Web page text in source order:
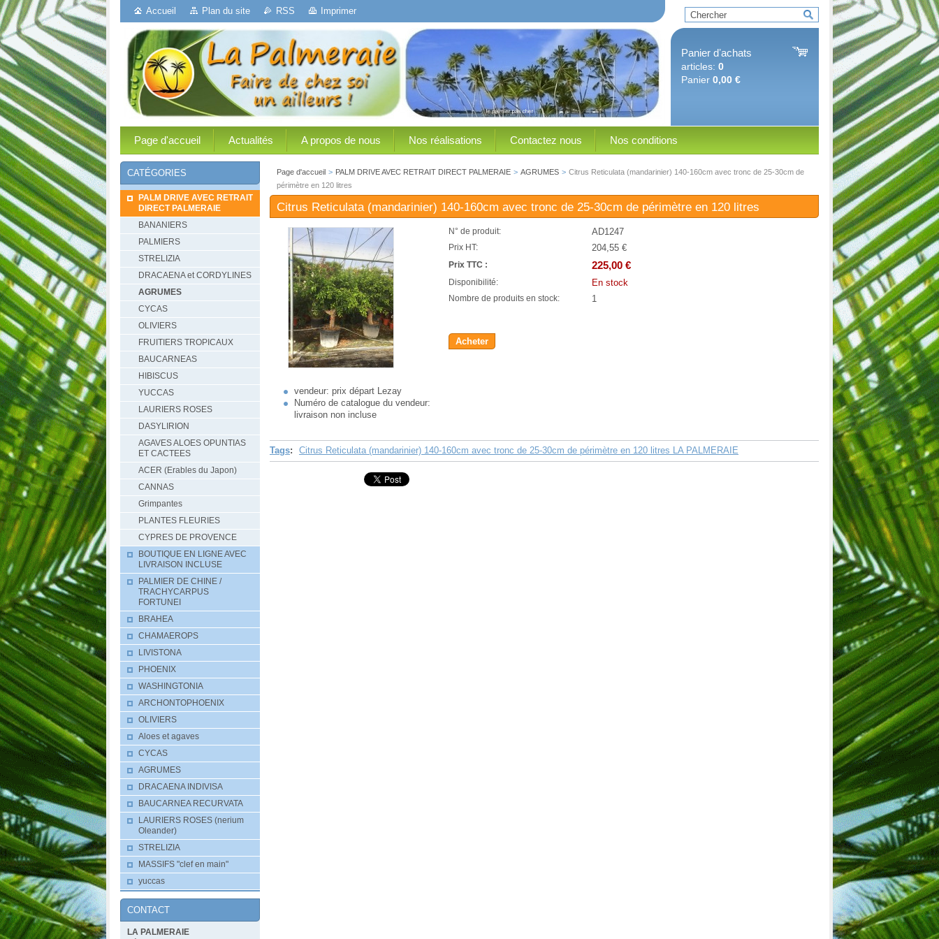
Accueil Plan du site RSS Imprimer
Panier dʼachats
articles: 0
Panier 0,00 €
Page d'accueil Actualités A propos de nous Nos réalisations Contactez nous Nos conditions
Page d'accueil > PALM DRIVE AVEC RETRAIT DIRECT PALMERAIE > AGRUMES > Citrus Reticulata (mandarinier) 140-160cm avec tronc de 25-30cm de
périmètre en 120 litres
Citrus Reticulata (mandarinier) 140-160cm avec tronc de 25-30cm de périmètre en 120 litres
vendeur: prix départ Lezay
Numéro de catalogue du vendeur:
livraison non incluse
N° de produit: AD1247
Prix HT: 204,55 €
Prix TTC : 225,00 €
Disponibilité: En stock
Nombre de produits en stock: 1
Acheter
Tags: Citrus Reticulata (mandarinier) 140-160cm avec tronc de 25-30cm de périmètre en 120 litres LA PALMERAIE
CATÉGORIES
PALM DRIVE AVEC RETRAIT
DIRECT PALMERAIE
BANANIERS
PALMIERS
STRELIZIA
DRACAENA et CORDYLINES
AGRUMES
CYCAS
OLIVIERS
FRUITIERS TROPICAUX
BAUCARNEAS
HIBISCUS
YUCCAS
LAURIERS ROSES
DASYLIRION
AGAVES ALOES OPUNTIAS
ET CACTEES
ACER (Erables du Japon)
CANNAS
Grimpantes
PLANTES FLEURIES
CYPRES DE PROVENCE
BOUTIQUE EN LIGNE AVEC
LIVRAISON INCLUSE
PALMIER DE CHINE /
TRACHYCARPUS
FORTUNEI
BRAHEA
CHAMAEROPS
LIVISTONA
PHOENIX
WASHINGTONIA
ARCHONTOPHOENIX
OLIVIERS
Aloes et agaves
CYCAS
AGRUMES
DRACAENA INDIVISA
BAUCARNEA RECURVATA
LAURIERS ROSES (nerium
Oleander)
STRELIZIA
MASSIFS "clef en main"
yuccas
CONTACT
LA PALMERAIE